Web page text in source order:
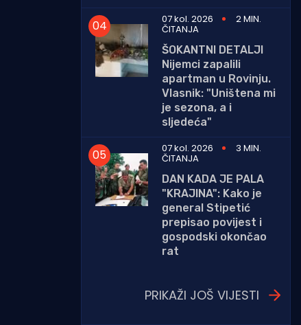
07 kol. 2026
2 MIN.
ČITANJA
ŠOKANTNI DETALJI
Nijemci zapalili
apartman u Rovinju.
Vlasnik: "Uništena mi
je sezona, a i
sljedeća"
07 kol. 2026
3 MIN.
ČITANJA
DAN KADA JE PALA
"KRAJINA": Kako je
general Stipetić
prepisao povijest i
gospodski okončao
rat
PRIKAŽI JOŠ VIJESTI